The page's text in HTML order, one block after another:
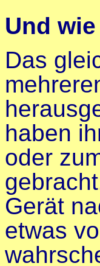
Und
Das
haben
oder
Gerät
etwas